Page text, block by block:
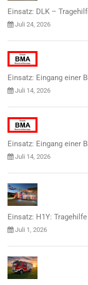
Einsatz: DLK –
Juli 24, 2026
Einsatz: Eingang einer
Juli 14, 2026
Einsatz: Eingang einer
Juli 14, 2026
Einsatz: H1Y:
Juli 1, 2026